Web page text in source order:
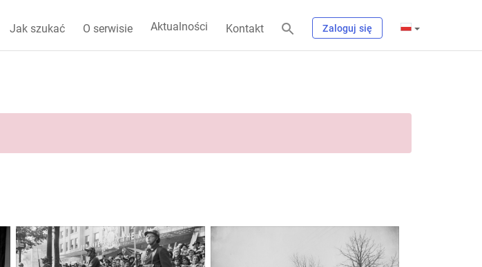
Jak szukać O serwisie Aktualności Kontakt Zaloguj się